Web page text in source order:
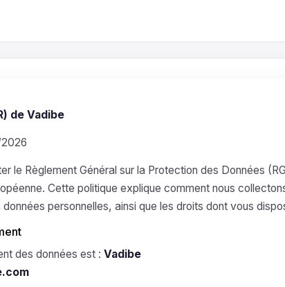
de Vadibe
le Règlement Général sur la Protection des Données
Cette politique explique comment nous
personnelles, ainsi que les droits dont vous
des données est : Vadibe